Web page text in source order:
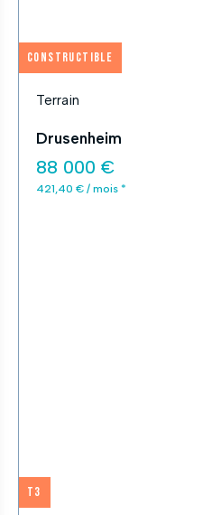
Constructible
Terrain
Drusenheim
88 000 €
421,40 € / mois *
T3